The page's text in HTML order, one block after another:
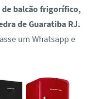
de balcão frigorífico,
de Guaratiba RJ.
um Whatsapp e